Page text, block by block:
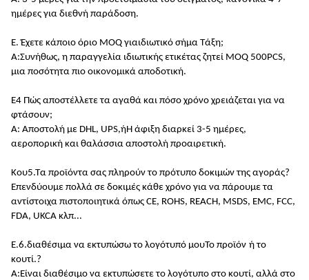
ημέρες για διεθνή παράδοση.
Ε. Έχετε κάποιο όριο MOQ γιαιδιωτικό σήμα Τάξη;
Α:Συνήθως, η παραγγελία ιδιωτικής ετικέτας ζητεί MOQ 500PCS,
μια ποσότητα πιο οικονομικά αποδοτική.
Ε4 Πώς αποστέλλετε τα αγαθά και πόσο χρόνο χρειάζεται για να
φτάσουν;
Α: Αποστολή με DHL, UPS,ήΗ άφιξη διαρκεί 3-5 ημέρες,
αεροπορική και θαλάσσια αποστολή προαιρετική.
Κου5.Τα προϊόντα σας πληρούν το πρότυπο δοκιμών της αγοράς?
Επενδύουμε πολλά σε δοκιμές κάθε χρόνο για να πάρουμε τα
αντίστοιχα πιστοποιητικά όπως CE, ROHS, REACH, MSDS, EMC, FCC,
FDA, UKCA κλπ...
Ε.6.διαθέσιμα να εκτυπώσω το λογότυπό μουΤο προϊόν ή το
κουτί.?
Α:Είναι διαθέσιμο να εκτυπώσετε το λογότυπο στο κουτί, αλλά στο